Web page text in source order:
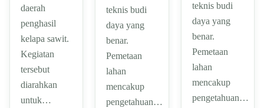
daerah
penghasil
kelapa sawit.
Kegiatan
tersebut
diarahkan
untuk…
teknis budi
daya yang
benar.
Pemetaan
lahan
mencakup
pengetahuan…
teknis budi
daya yang
benar.
Pemetaan
lahan
mencakup
pengetahuan…